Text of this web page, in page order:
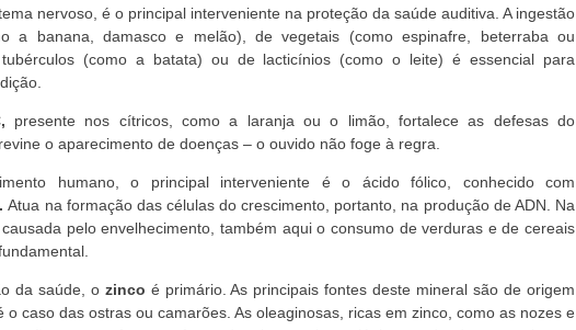
nervoso, é o principal interveniente na proteção da saúde auditiva. A ingestão
a banana, damasco e melão), de vegetais (como espinafre, beterraba ou
(como a batata) ou de lacticínios (como o leite) é essencial para
presente nos cítricos, como a laranja ou o limão, fortalece as defesas do
o aparecimento de doenças – o ouvido não foge à regra.
humano, o principal interveniente é o ácido fólico, conhecido com
Atua na formação das células do crescimento, portanto, na produção de ADN. Na
pelo envelhecimento, também aqui o consumo de verduras e de cereais
da saúde, o zinco é primário. As principais fontes deste mineral são de origem
o caso das ostras ou camarões. As oleaginosas, ricas em zinco, como as nozes e